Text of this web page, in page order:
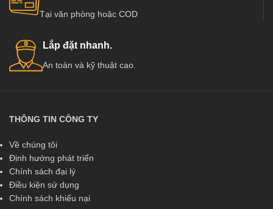
Tại văn phòng hoặc COD
Lắp đặt nhanh.
An toàn và kỹ thuật cao.
THÔNG TIN CÔNG TY
Về chúng tôi
Định hướng phát triển
Chính sách đại lý
Điều kiện sử dụng
Chính sách khiếu nại